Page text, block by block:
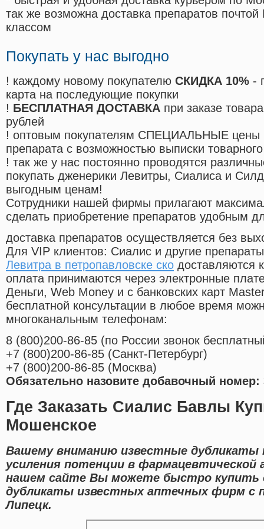
так же возможна доставка препаратов
классом
Покупать у нас выгодно
! каждому новому покупателю СКИДКА 10% -
карта на последующие покупки
! БЕСПЛАТНАЯ ДОСТАВКА при заказе
рублей
! оптовым покупателям СПЕЦИАЛЬНЫЕ цены
препарата с возможностью выписки
! так же у нас постоянно проводятся
покупать дженерики Левитры, Сиалиса и
выгодным ценам!
Cотрудники нашей фирмы прилагают
сделать приобретение препаратов удобным
доставка препаратов осуществляется без
Для VIP клиентов: Сиалис и другие
Левитра в петропавловске ско доставляются
оплата принимаются через электронные
Деньги, Web Money и с банковских карт
бесплатной консультации в любое время
многоканальным телефонам:
8 (800)200-86-85 (по России звонок
+7 (800)200-86-85 (Санкт-Петербург)
+7 (800)200-86-85 (Москва)
Обязательно назовите добавочный номер:
Где Заказать Сиалис Бавлы
Мошенское
Вашему вниманию известные дубликаты
усиления потенции в фармацевтической
нашем сайте Вы можете быстро купить
дубликаты известных аптечных фирм с
Липецк.